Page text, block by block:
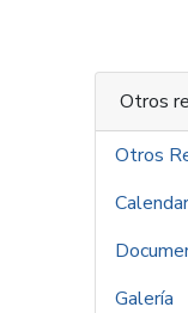
Otros
Otros
Galería